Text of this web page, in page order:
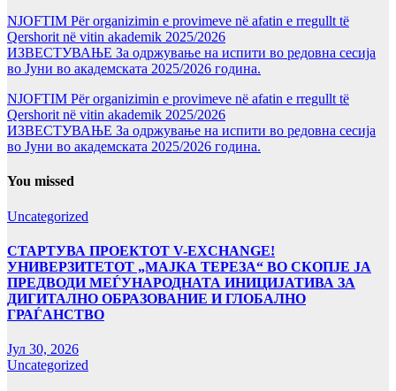
NJOFTIM Për organizimin e provimeve në afatin e rregullt të
Qershorit në vitin akademik 2025/2026
ИЗВЕСТУВАЊЕ За одржување на испити во редовна сесија
во Јуни во академската 2025/2026 година.
NJOFTIM Për organizimin e provimeve në afatin e rregullt të
Qershorit në vitin akademik 2025/2026
ИЗВЕСТУВАЊЕ За одржување на испити во редовна сесија
во Јуни во академската 2025/2026 година.
You missed
Uncategorized
СТАРТУВА ПРОЕКТОТ V-EXCHANGE!
УНИВЕРЗИТЕТОТ „МАЈКА ТЕРЕЗА“ ВО СКОПЈЕ ЈА
ПРЕДВОДИ МЕЃУНАРОДНАТА ИНИЦИЈАТИВА ЗА
ДИГИТАЛНО ОБРАЗОВАНИЕ И ГЛОБАЛНО
ГРАЃАНСТВО
Јул 30, 2026
Uncategorized